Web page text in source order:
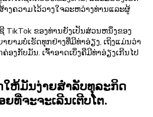
ງຄວາມໄວ້ວາງໃຈລະຫວ່າງທ່ານແລະຜູ້
TikTok ຂອງທ່ານຍັງເປັນສ່ວນຫນຶ່ງຂອງ
ຍາມບໍ່ເຮັດທຸກຢ່າງທີ່ມີທ່າອ່ຽງ, ເຖິງແມ່ນວ່າ
ອງກັບມັນ. ເຈົ້າອາດເບິ່ງຄືມີທ່າອ່ຽງເກີນໄປ
ໃຫ້ມັນງ່າຍສໍາລັບທຸລະກິດ
ທີ່ຈະຈະເລີນເຕີບໂຕ.